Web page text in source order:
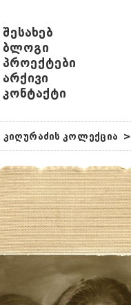
შესახებ
ბლოგი
პროექტები
არქივი
კონტაქტი
კიღურაძის კოლექცია >